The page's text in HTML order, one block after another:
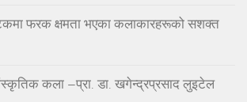
फरक क्षमता भएका कलाकारहरूको सशक्त
कला –प्रा. डा. खगेन्द्रप्रसाद लुइटेल